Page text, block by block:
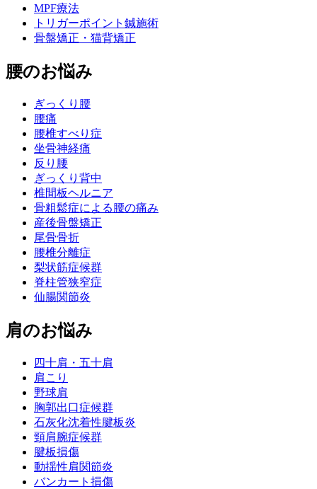
MPF療法
トリガーポイント鍼施術
骨盤矯正・猫背矯正
腰のお悩み
ぎっくり腰
腰痛
腰椎すべり症
坐骨神経痛
反り腰
ぎっくり背中
椎間板ヘルニア
骨粗鬆症による腰の痛み
産後骨盤矯正
尾骨骨折
腰椎分離症
梨状筋症候群
脊柱管狭窄症
仙腸関節炎
肩のお悩み
四十肩・五十肩
肩こり
野球肩
胸郭出口症候群
石灰化沈着性腱板炎
頸肩腕症候群
腱板損傷
動揺性肩関節炎
バンカート損傷